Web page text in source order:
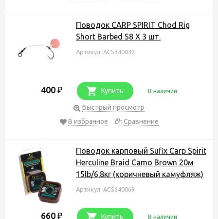
Поводок CARP SPIRIT Chod Rig
Short Barbed S8 X 3 шт.
Артикул: ACS340032
400 ₽ Купить В наличии
Быстрый просмотр
В избранное
Сравнение
Поводок карповый Sufix Carp Spirit
Herculine Braid Camo Brown 20м
15lb/6.8кг (коричневый камуфляж)
Артикул: ACS640069
660 ₽ Купить В наличии